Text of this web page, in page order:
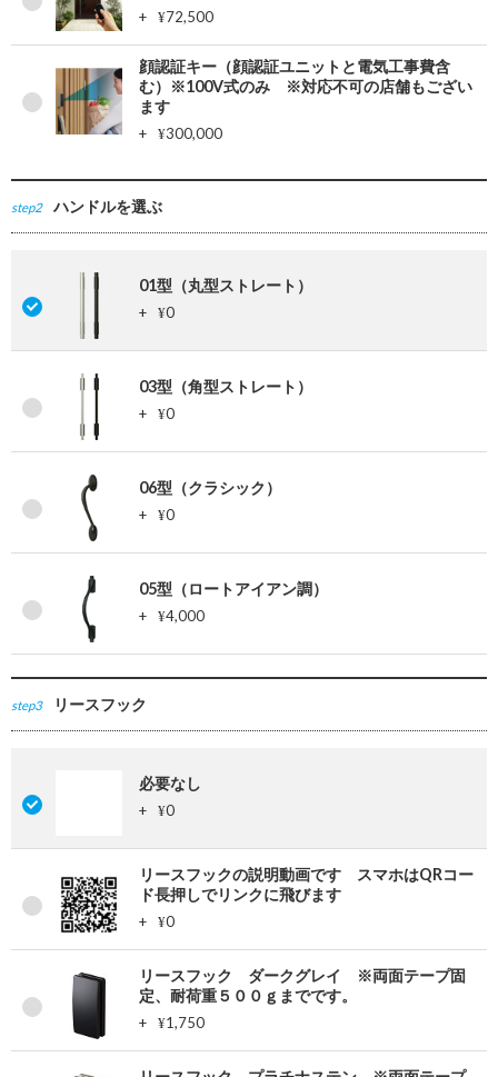
+ ¥72,500
顔認証キー（顔認証ユニットと電気工事費含
む）※100V式のみ ※対応不可の店舗もござい
ます
+ ¥300,000
step2 ハンドルを選ぶ
01型（丸型ストレート）
+ ¥0
03型（角型ストレート）
+ ¥0
06型（クラシック）
+ ¥0
05型（ロートアイアン調）
+ ¥4,000
step3 リースフック
必要なし
+ ¥0
リースフックの説明動画です スマホはQRコー
ド長押しでリンクに飛びます
+ ¥0
リースフック ダークグレイ ※両面テープ固
定、耐荷重５００ｇまでです。
+ ¥1,750